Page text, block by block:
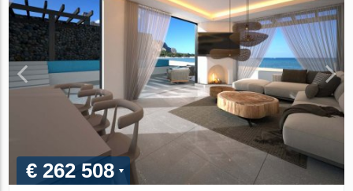
€ 262 508